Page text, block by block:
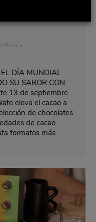
Hera
DÍA MUNDIAL
SU SABOR CON
13 de septiembre
eleva el cacao a
de chocolates
de cacao
formatos más